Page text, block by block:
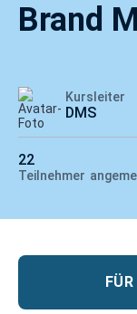
Brand
Kursleiter
DMS
22
Teilnehmer